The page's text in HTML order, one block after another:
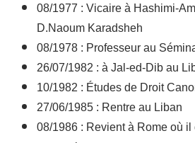
08/1977 : Vicaire à Hashimi-
D.Naoum Karadsheh
08/1978 : Professeur au
26/07/1982 : à Jal-ed-Dib au
10/1982 : Études de Droit
27/06/1985 : Rentre au Liban
08/1986 : Revient à Rome où